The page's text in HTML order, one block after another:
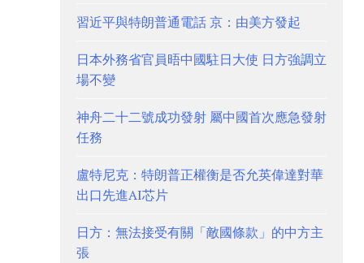
習近平與特朗普通電話 京：由美方發起
日本外務省官員晤中國駐日大使 日方強調立
場不變
神舟二十二號成功發射 屬中國首次應急發射
任務
盧特尼克：特朗普正權衡是否允英偉達對華
出口先進AI芯片
日方：無法接受有關「敵國條款」的中方主
張